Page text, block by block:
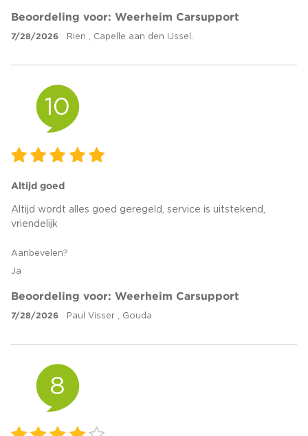
Beoordeling voor: Weerheim Carsupport
7/28/2026 Rien , Capelle aan den IJssel.
10
Altijd goed
Altijd wordt alles goed geregeld, service is uitstekend,
vriendelijk
Aanbevelen?
Ja
Beoordeling voor: Weerheim Carsupport
7/28/2026 Paul Visser , Gouda
8